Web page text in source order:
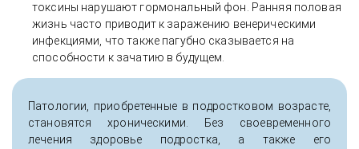
токсины нарушают гормональный фон. Ранняя половая
жизнь часто приводит к заражению венерическими
инфекциями, что также пагубно сказывается на
способности к зачатию в будущем.
Патологии, приобретенные в подростковом возрасте,
становятся хроническими. Без своевременного
лечения здоровье подростка, а также его